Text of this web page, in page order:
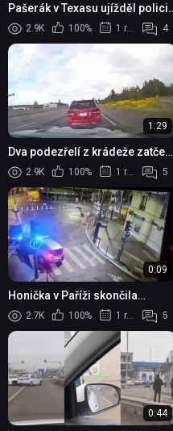
Pašerák v Texasu ujížděl policii
s otevřenou kapotou - skončil
po zásahu taserem
2.9K 100% 1 rok 4
1:29
Dva podezřelí z krádeže zatčeni
po nehodě během policejní
honičky
2.9K 100% 1 rok 5
0:09
Honička v Paříži skončila
hromadnou nehodou
2.7K 100% 1 rok 5
0:44